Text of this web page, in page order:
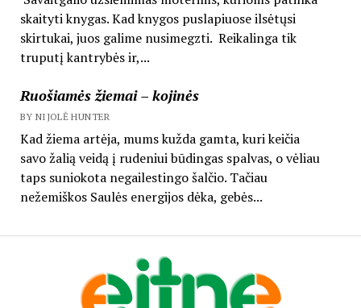
skaityti knygas. Kad knygos puslapiuose ilsėtųsi
skirtukai, juos galime nusimegzti. Reikalinga tik
truputį kantrybės ir,...
Ruošiamės žiemai – kojinės
BY NIJOLĖ HUNTER
Kad žiema artėja, mums kužda gamta, kuri keičia
savo žalią veidą į rudeniui būdingas spalvas, o vėliau
taps suniokota negailestingo šalčio. Tačiau
nežemiškos Saulės energijos dėka, gebės...